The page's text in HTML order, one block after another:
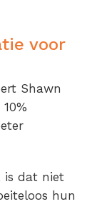
voor
Shawn
is dat niet
hun